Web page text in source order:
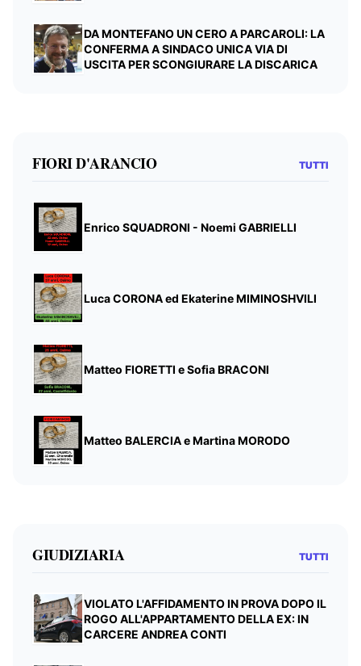
DA MONTEFANO UN CERO A PARCAROLI: LA
CONFERMA A SINDACO UNICA VIA DI
USCITA PER SCONGIURARE LA DISCARICA
FIORI D'ARANCIO TUTTI
Enrico SQUADRONI - Noemi GABRIELLI
Luca CORONA ed Ekaterine MIMINOSHVILI
Matteo FIORETTI e Sofia BRACONI
Matteo BALERCIA e Martina MORODO
GIUDIZIARIA TUTTI
VIOLATO L'AFFIDAMENTO IN PROVA DOPO IL
ROGO ALL'APPARTAMENTO DELLA EX: IN
CARCERE ANDREA CONTI